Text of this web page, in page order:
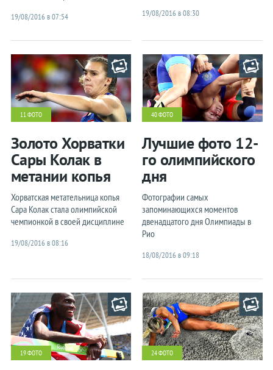
19/08/2016 в 07:54 19/08/2016 в 08:30
11 ФОТО
Золото Хорватки
Сары Колак в
метании копья
Хорватская метательница копья
Сара Колак стала олимпийской
чемпионкой в своей дисциплине
19/08/2016 в 08:16
40 ФОТО
Лучшие фото 12-
го олимпийского
дня
Фотографии самых
запоминающихся моментов
двенадцатого дня Олимпиады в
Рио
18/08/2016 в 09:18
19 ФОТО 24 ФОТО